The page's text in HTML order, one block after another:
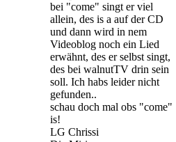
bei "come" singt er viel
allein, des is a auf der CD
und dann wird in nem
Videoblog noch ein Lied
erwähnt, des er selbst singt,
des bei walnutTV drin sein
soll. Ich habs leider nicht
gefunden..
schau doch mal obs "come"
is!
LG Chrissi